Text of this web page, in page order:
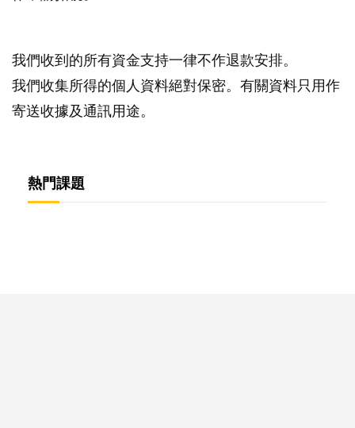
我們收到的所有資金支持一律不作退款安排。
我們收集所得的個人資料絕對保密。有關資料只用作
寄送收據及通訊用途。
熱門課題